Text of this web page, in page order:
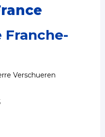
Franche-
Verschueren